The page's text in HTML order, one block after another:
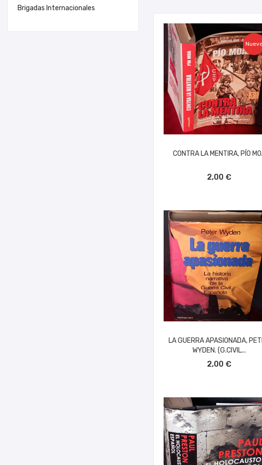
Brigadas Internacionales
Nuevo
CONTRA LA MENTIRA, PÍO
2,00 €
LA GUERRA APASIONADA,
WYDEN. (G.CIVIL...
2,00 €